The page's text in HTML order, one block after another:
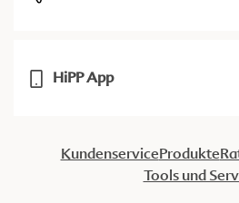
HiPP App
KundenserviceProdukte
Tools und